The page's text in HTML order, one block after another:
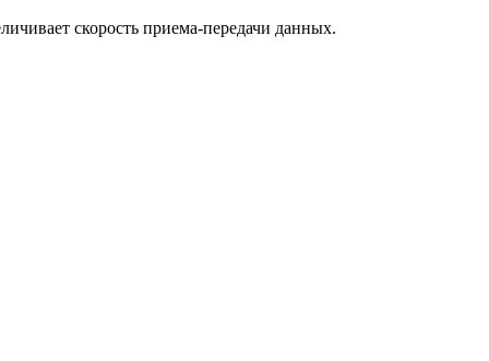
скорость приема-передачи данных.